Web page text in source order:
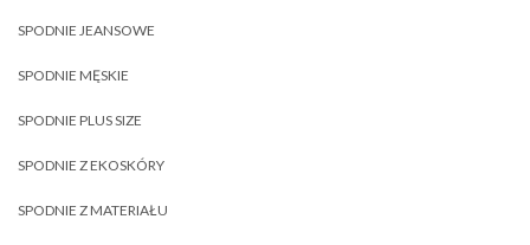
SPODNIE JEANSOWE
SPODNIE MĘSKIE
SPODNIE PLUS SIZE
SPODNIE Z EKOSKÓRY
SPODNIE Z MATERIAŁU